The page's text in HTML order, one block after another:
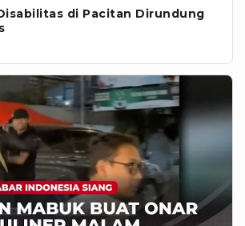
di Pacitan Dirundung